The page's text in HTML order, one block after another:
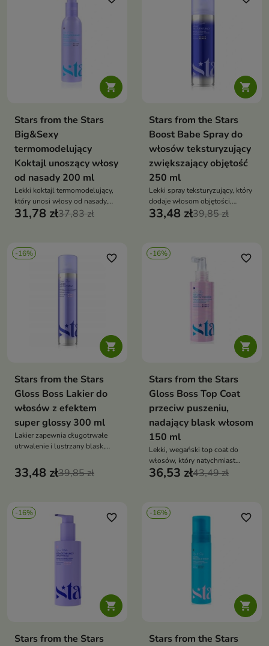
łamaniem, przywracając zdrowy

Stars from the Stars
Big&Sexy
termomodelujący
Koktajl unoszący włosy
od nasady 200 ml
Lekki koktajl termomodelujący,
który unosi włosy od nasady,
zapewnia efekt „mega volume” i
31,78 zł37,83 zł

Stars from the Stars
Boost Babe Spray do
włosów teksturyzujący
zwiększający objętość
250 ml
Lekki spray teksturyzujący, który
dodaje włosom objętości,
utrwala fryzurę i nadaje
33,48 zł39,85 zł
-16%

favorite_border
Stars from the Stars
Gloss Boss Lakier do
włosów z efektem
super glossy 300 ml
Lakier zapewnia długotrwałe
utrwalenie i lustrzany blask,
i odporne na puszenie
33,48 zł39,85 zł
-16%

favorite_border
Stars from the Stars
Gloss Boss Top Coat
przeciw puszeniu,
nadający blask włosom
150 ml
Lekki, wegański top coat do
włosów, który natychmiast
wygładza pasma, nadaje
36,53 zł43,49 zł
-16%

favorite_border
Stars from the Stars
-16%

favorite_border
Stars from the Stars